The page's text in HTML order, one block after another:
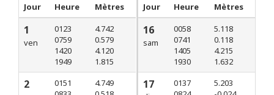
Jour Heure Mètres
1
ven
0123
0759
1420
1949
4.742
0.579
4.120
1.815
2
0151
4.749
Jour Heure Mètres
16
sam
0058
0741
1405
1930
5.118
0.118
4.215
1.632
17
0137
5.203